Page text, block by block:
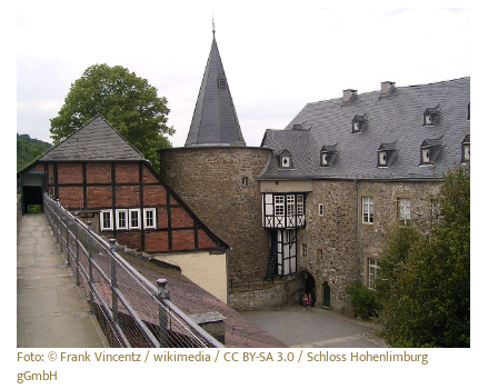
Foto: © Frank Vincentz / wikimedia / CC BY-SA 3.0 / Schloss Hohenlimburg
gGmbH